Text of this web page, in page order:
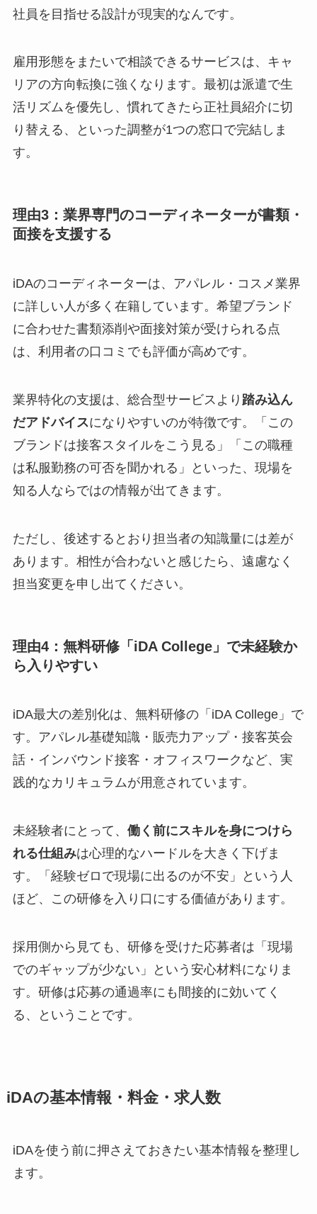
社員を目指せる設計が現実的なんです。
雇用形態をまたいで相談できるサービスは、キャ
リアの方向転換に強くなります。最初は派遣で生
活リズムを優先し、慣れてきたら正社員紹介に切
り替える、といった調整が1つの窓口で完結しま
す。
理由3：業界専門のコーディネーターが書類・
面接を支援する
iDAのコーディネーターは、アパレル・コスメ業界
に詳しい人が多く在籍しています。希望ブランド
に合わせた書類添削や面接対策が受けられる点
は、利用者の口コミでも評価が高めです。
業界特化の支援は、総合型サービスより 踏み込ん
だアドバイスになりやすいのが特徴です。「この
ブランドは接客スタイルをこう見る」「この職種
は私服勤務の可否を聞かれる」といった、現場を
知る人ならではの情報が出てきます。
ただし、後述するとおり担当者の知識量には差が
あります。相性が合わないと感じたら、遠慮なく
担当変更を申し出てください。
理由4：無料研修「iDA College」で未経験か
ら入りやすい
iDA最大の差別化は、無料研修の「iDA College」で
す。アパレル基礎知識・販売力アップ・接客英会
話・インバウンド接客・オフィスワークなど、実
践的なカリキュラムが用意されています。
未経験者にとって、 働く前にスキルを身につけら
れる仕組みは心理的なハードルを大きく下げま
す。「経験ゼロで現場に出るのが不安」という人
ほど、この研修を入り口にする価値があります。
採用側から見ても、研修を受けた応募者は「現場
でのギャップが少ない」という安心材料になりま
す。研修は応募の通過率にも間接的に効いてく
る、ということです。
iDAの基本情報・料金・求人数
iDAを使う前に押さえておきたい基本情報を整理し
ます。